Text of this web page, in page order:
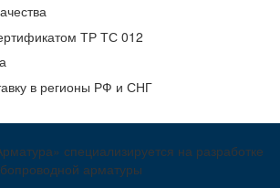
ТР ТС 012
в регионы РФ и СНГ
специализируется на разработке
арматуры